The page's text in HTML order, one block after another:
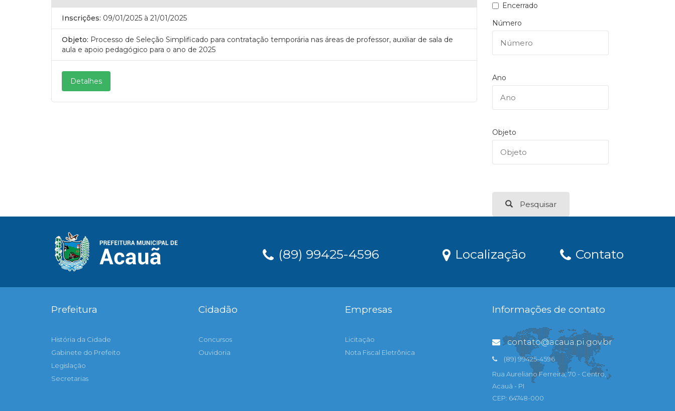
Inscrições: 09/01/2025 à 21/01/2025
Objeto: Processo de Seleção Simplificado para contratação temporária nas áreas de professor, auxiliar de sala de
aula e apoio pedagógico para o ano de 2025
Detalhes
Encerrado
Número
Ano
Objeto
Pesquisar
(89) 99425-4596 Localização Contato
Prefeitura
História da Cidade
Gabinete do Prefeito
Legislação
Secretarias
Cidadão
Concursos
Ouvidoria
Empresas
Licitação
Nota Fiscal Eletrônica
Informações de contato
contato@acaua.pi.gov.br
(89) 99425-4596
Rua Aureliano Ferreira, 70 - Centro,
Acauã - PI
CEP: 64748-000